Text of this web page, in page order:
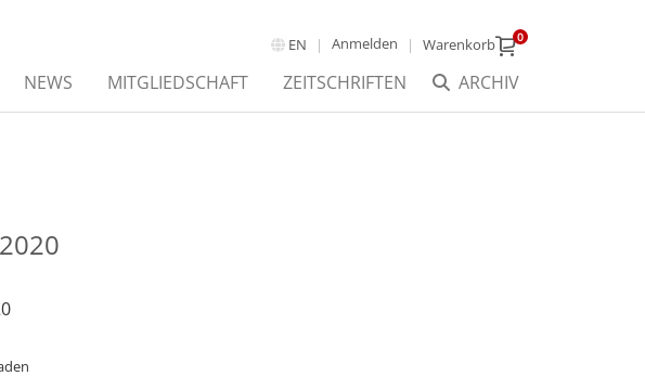
EN Anmelden Warenkorb 0
ARCHIV
NEWS MITGLIEDSCHAFT ZEITSCHRIFTEN